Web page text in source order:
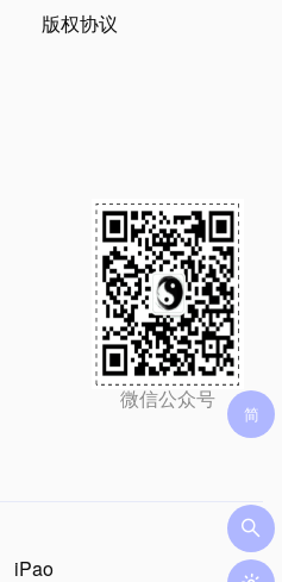
版权协议
微信公众号
iPao